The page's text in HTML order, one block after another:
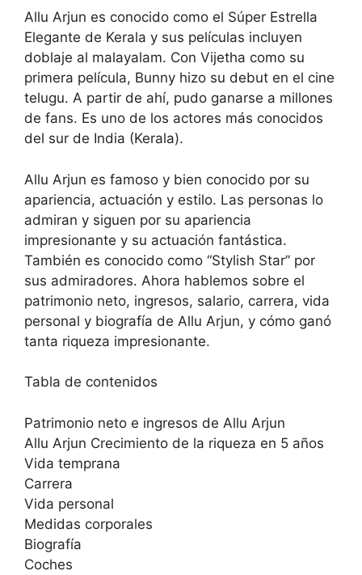
Allu Arjun es conocido como el Súper Estrella
Elegante de Kerala y sus películas incluyen
doblaje al malayalam. Con Vijetha como su
primera película, Bunny hizo su debut en el cine
telugu. A partir de ahí, pudo ganarse a millones
de fans. Es uno de los actores más conocidos
del sur de India (Kerala).
Allu Arjun es famoso y bien conocido por su
apariencia, actuación y estilo. Las personas lo
admiran y siguen por su apariencia
impresionante y su actuación fantástica.
También es conocido como “Stylish Star” por
sus admiradores. Ahora hablemos sobre el
patrimonio neto, ingresos, salario, carrera, vida
personal y biografía de Allu Arjun, y cómo ganó
tanta riqueza impresionante.
Tabla de contenidos
Patrimonio neto e ingresos de Allu Arjun
Allu Arjun Crecimiento de la riqueza en 5 años
Vida temprana
Carrera
Vida personal
Medidas corporales
Biografía
Coches